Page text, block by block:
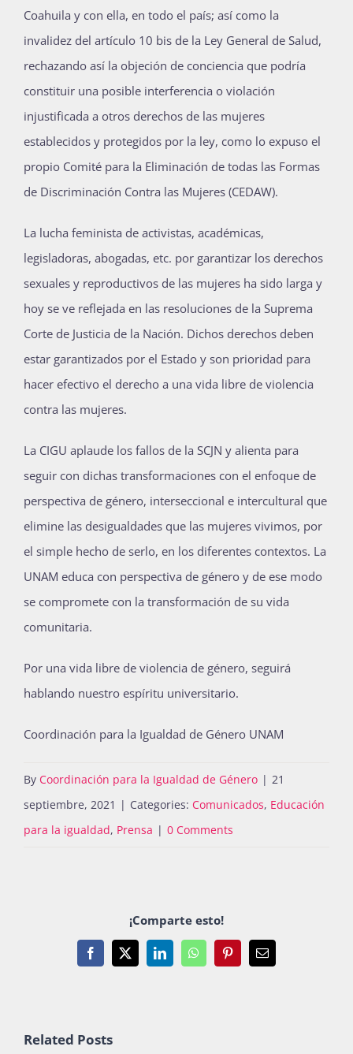
Publicaciones
Bienvenida generación 2027-1
Coahuila y con ella, en todo el país; así como la
invalidez del artículo 10 bis de la Ley General de Salud,
rechazando así la objeción de conciencia que podría
constituir una posible interferencia o violación
injustificada a otros derechos de las mujeres
establecidos y protegidos por la ley, como lo expuso el
propio Comité para la Eliminación de todas las Formas
de Discriminación Contra las Mujeres (CEDAW).
La lucha feminista de activistas, académicas,
legisladoras, abogadas, etc. por garantizar los derechos
sexuales y reproductivos de las mujeres ha sido larga y
hoy se ve reflejada en las resoluciones de la Suprema
Corte de Justicia de la Nación. Dichos derechos deben
estar garantizados por el Estado y son prioridad para
hacer efectivo el derecho a una vida libre de violencia
contra las mujeres.
La CIGU aplaude los fallos de la SCJN y alienta para
seguir con dichas transformaciones con el enfoque de
perspectiva de género, interseccional e intercultural que
elimine las desigualdades que las mujeres vivimos, por
el simple hecho de serlo, en los diferentes contextos. La
UNAM educa con perspectiva de género y de ese modo
se compromete con la transformación de su vida
comunitaria.
Por una vida libre de violencia de género, seguirá
hablando nuestro espíritu universitario.
Coordinación para la Igualdad de Género UNAM
By Coordinación para la Igualdad de Género | 21
septiembre, 2021 | Categories: Comunicados, Educación
para la igualdad, Prensa | 0 Comments
¡Comparte esto!
Facebook
X LinkedInWhatsAppPinterestEmail
Related Posts